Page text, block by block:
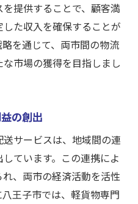
提供することで、顧客満
た収入を確保することが
を通じて、両市間の物流
市場の獲得を目指しまし
の創出
サービスは、地域間の連
ています。この連携によ
、両市の経済活動を活性
王子市では、軽貨物専門